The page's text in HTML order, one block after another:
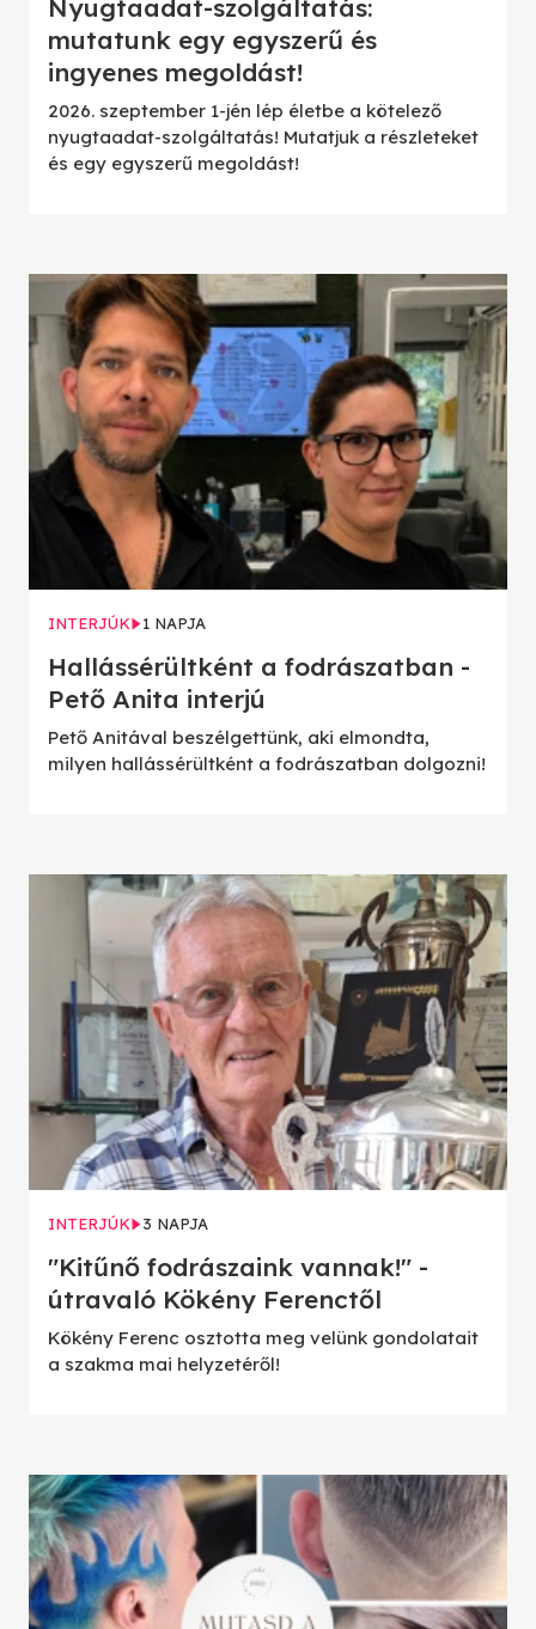
Nyugtaadat-szolgáltatás:
mutatunk egy egyszerű és
ingyenes megoldást!
2026. szeptember 1-jén lép életbe a kötelező
nyugtaadat-szolgáltatás! Mutatjuk a részleteket
és egy egyszerű megoldást!
INTERJÚK 1 NAPJA
Hallássérültként a fodrászatban -
Pető Anita interjú
Pető Anitával beszélgettünk, aki elmondta,
milyen hallássérültként a fodrászatban dolgozni!
INTERJÚK 3 NAPJA
"Kitűnő fodrászaink vannak!" -
útravaló Kökény Ferenctől
Kökény Ferenc osztotta meg velünk gondolatait
a szakma mai helyzetéről!